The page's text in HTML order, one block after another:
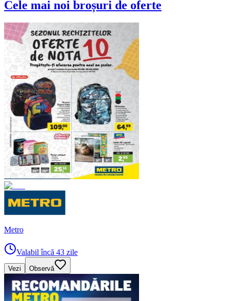
Cele mai noi broșuri de oferte
Metro
Valabil încă 43 zile
Vezi Observă